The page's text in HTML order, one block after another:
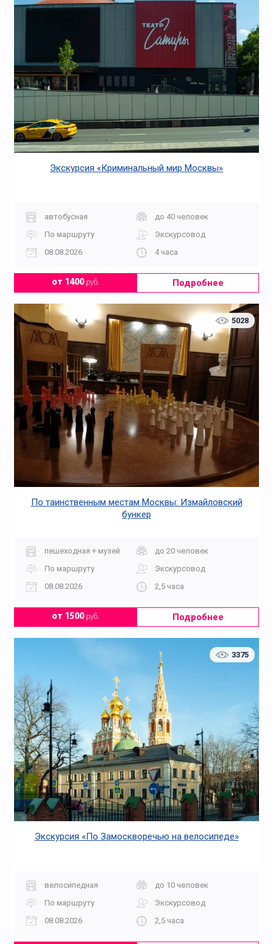
Экскурсия «Криминальный мир Москвы»
автобусная
до 40 человек
По маршруту
Экскурсовод
08.08.2026
4 часа
от 1400руб. Подробнее
5028
По таинственным местам Москвы: Измайловский
бункер
пешеходная + музей
до 20 человек
По маршруту
Экскурсовод
08.08.2026
2,5 часа
от 1500руб. Подробнее
3375
Экскурсия «По Замоскворечью на велосипеде»
велосипедная
до 10 человек
По маршруту
Экскурсовод
08.08.2026
2,5 часа